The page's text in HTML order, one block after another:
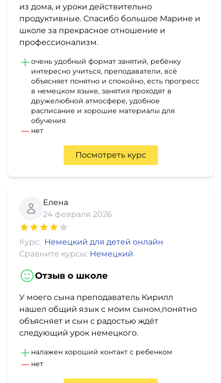
из дома, и уроки действительно
продуктивные. Спасибо большое Марине и
школе за прекрасное отношение и
профессионализм.
очень удобный формат занятий, ребёнку
интересно учиться, преподаватели, всё
объясняет понятно и спокойно, есть прогресс
в немецком языке, занятия проходят в
дружелюбной атмосфере, удобное
расписание и хорошие материалы для
обучения
нет
Посмотреть курс
Елена
24 февраля 2026
Курс: Немецкий для детей онлайн
Сравните курсы: Немецкий
Отзыв о школе
У моего сына преподаватель Кирилл
нашел общий язык с моим сыном,понятно
объясняет и сын с радостью ждёт
следующий урок немецкого.
налажен хороший контакт с ребенком
нет